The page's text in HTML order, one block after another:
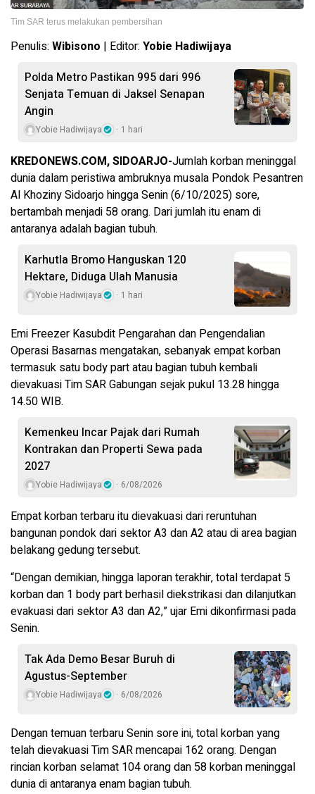
Tim SAR terus melakukan pembersihan
Penulis: Wibisono | Editor: Yobie Hadiwijaya
Polda Metro Pastikan 995 dari 996
Senjata Temuan di Jaksel Senapan
Angin
Yobie Hadiwijaya 1 hari
KREDONEWS.COM, SIDOARJO-Jumlah korban meninggal
dunia dalam peristiwa ambruknya musala Pondok Pesantren
Al Khoziny Sidoarjo hingga Senin (6/10/2025) sore,
bertambah menjadi 58 orang. Dari jumlah itu enam di
antaranya adalah bagian tubuh.
Karhutla Bromo Hanguskan 120
Hektare, Diduga Ulah Manusia
Yobie Hadiwijaya 1 hari
Emi Freezer Kasubdit Pengarahan dan Pengendalian
Operasi Basarnas mengatakan, sebanyak empat korban
termasuk satu body part atau bagian tubuh kembali
dievakuasi Tim SAR Gabungan sejak pukul 13.28 hingga
14.50 WIB.
Kemenkeu Incar Pajak dari Rumah
Kontrakan dan Properti Sewa pada
2027
Yobie Hadiwijaya 6/08/2026
Empat korban terbaru itu dievakuasi dari reruntuhan
bangunan pondok dari sektor A3 dan A2 atau di area bagian
belakang gedung tersebut.
“Dengan demikian, hingga laporan terakhir, total terdapat 5
korban dan 1 body part berhasil diekstrikasi dan dilanjutkan
evakuasi dari sektor A3 dan A2,” ujar Emi dikonfirmasi pada
Senin.
Tak Ada Demo Besar Buruh di
Agustus-September
Yobie Hadiwijaya 6/08/2026
Dengan temuan terbaru Senin sore ini, total korban yang
telah dievakuasi Tim SAR mencapai 162 orang. Dengan
rincian korban selamat 104 orang dan 58 korban meninggal
dunia di antaranya enam bagian tubuh.